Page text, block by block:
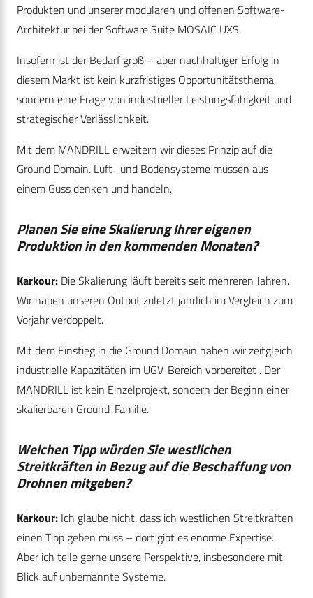
Produkten und unserer modularen und offenen Software-
Architektur bei der Software Suite MOSAIC UXS.
Insofern ist der Bedarf groß – aber nachhaltiger Erfolg in
diesem Markt ist kein kurzfristiges Opportunitätsthema,
sondern eine Frage von industrieller Leistungsfähigkeit und
strategischer Verlässlichkeit.
Mit dem MANDRILL erweitern wir dieses Prinzip auf die
Ground Domain. Luft- und Bodensysteme müssen aus
einem Guss denken und handeln.
Planen Sie eine Skalierung Ihrer eigenen
Produktion in den kommenden Monaten?
Karkour: Die Skalierung läuft bereits seit mehreren Jahren.
Wir haben unseren Output zuletzt jährlich im Vergleich zum
Vorjahr verdoppelt.
Mit dem Einstieg in die Ground Domain haben wir zeitgleich
industrielle Kapazitäten im UGV-Bereich vorbereitet . Der
MANDRILL ist kein Einzelprojekt, sondern der Beginn einer
skalierbaren Ground-Familie.
Welchen Tipp würden Sie westlichen
Streitkräften in Bezug auf die Beschaffung von
Drohnen mitgeben?
Karkour: Ich glaube nicht, dass ich westlichen Streitkräften
einen Tipp geben muss – dort gibt es enorme Expertise.
Aber ich teile gerne unsere Perspektive, insbesondere mit
Blick auf unbemannte Systeme.